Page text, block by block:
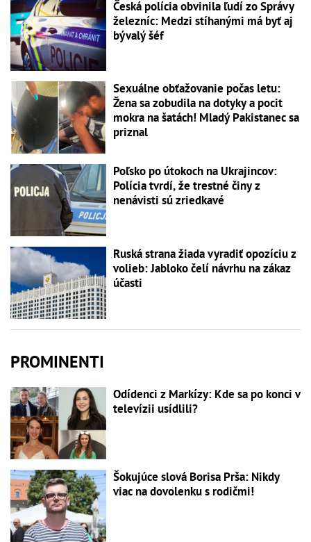
Česká polícia obvinila ľudí zo Správy
železníc: Medzi stíhanými má byť aj
bývalý šéf
Sexuálne obťažovanie počas letu:
Žena sa zobudila na dotyky a pocit
mokra na šatách! Mladý Pakistanec sa
priznal
Poľsko po útokoch na Ukrajincov:
Polícia tvrdí, že trestné činy z
nenávisti sú zriedkavé
Ruská strana žiada vyradiť opozíciu z
volieb: Jabloko čelí návrhu na zákaz
účasti
PROMINENTI
Odídenci z Markízy: Kde sa po konci v
televízii usídlili?
Šokujúce slová Borisa Prša: Nikdy
viac na dovolenku s rodičmi!